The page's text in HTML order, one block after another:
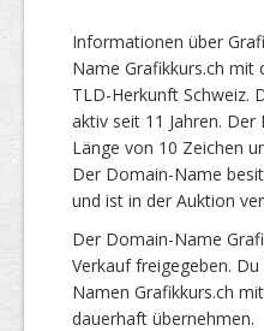
Informationen über
Name Grafikkurs.ch mit
TLD-Herkunft Schweiz.
aktiv seit 11 Jahren.
Länge von 10 Zeichen
Der Domain-Name
und ist in der Auktion
Der Domain-Name
Verkauf freigegeben.
Namen Grafikkurs.ch
dauerhaft übernehmen.